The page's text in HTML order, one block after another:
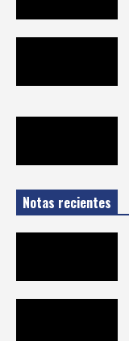
Notas recientes